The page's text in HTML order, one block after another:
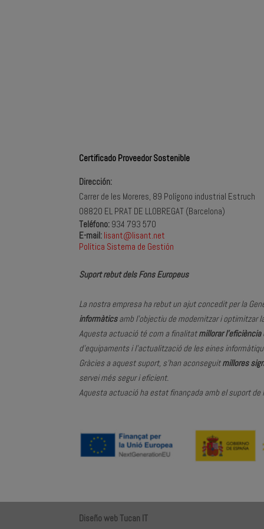
Certificado Proveedor Sostenible
Dirección:
Carrer de les Moreres, 89 Polígono industrial Estruch
08820 EL PRAT DE LLOBREGAT (Barcelona)
Teléfono: 934 793 570
E-mail: lisant@lisant.net
Política Sistema de Gestión
Suport rebut dels Fons Europeus
La nostra empresa ha rebut un ajut concedit per la
informàticsamb l’objectiu de modernitzar i optimitzar
Aquesta actuació té com a finalitatmillorar
d’equipaments i l’actualització de les eines
Gràcies a aquest suport, s’han aconseguitmillores
servei més segur i eficient.
Aquesta actuació ha estat finançada amb el suport de
Diseño web Tucan IT